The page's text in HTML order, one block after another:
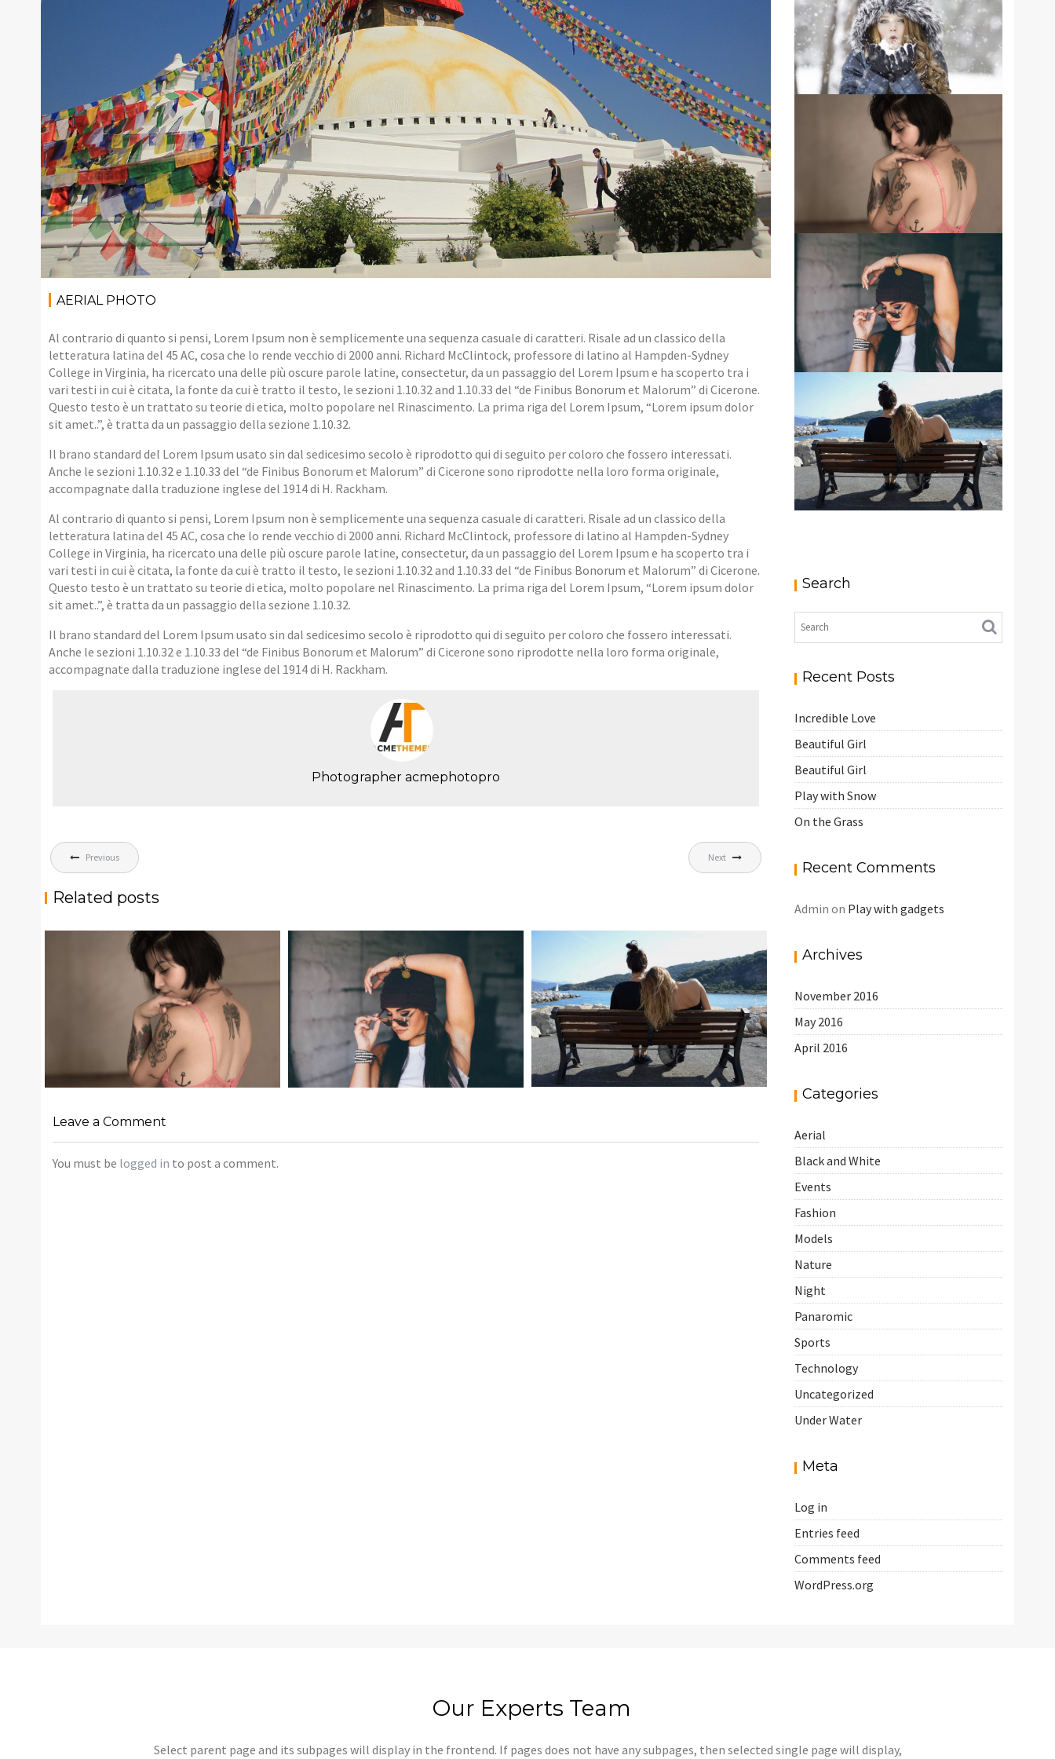
AERIAL PHOTO
Al contrario di quanto si pensi, Lorem Ipsum non è semplicemente una sequenza casuale di caratteri. Risale ad un classico della
letteratura latina del 45 AC, cosa che lo rende vecchio di 2000 anni. Richard McClintock, professore di latino al Hampden-Sydney
College in Virginia, ha ricercato una delle più oscure parole latine, consectetur, da un passaggio del Lorem Ipsum e ha scoperto tra i
vari testi in cui è citata, la fonte da cui è tratto il testo, le sezioni 1.10.32 and 1.10.33 del “de Finibus Bonorum et Malorum” di Cicerone.
Questo testo è un trattato su teorie di etica, molto popolare nel Rinascimento. La prima riga del Lorem Ipsum, “Lorem ipsum dolor
sit amet..”, è tratta da un passaggio della sezione 1.10.32.
Il brano standard del Lorem Ipsum usato sin dal sedicesimo secolo è riprodotto qui di seguito per coloro che fossero interessati.
Anche le sezioni 1.10.32 e 1.10.33 del “de Finibus Bonorum et Malorum” di Cicerone sono riprodotte nella loro forma originale,
accompagnate dalla traduzione inglese del 1914 di H. Rackham.
Al contrario di quanto si pensi, Lorem Ipsum non è semplicemente una sequenza casuale di caratteri. Risale ad un classico della
letteratura latina del 45 AC, cosa che lo rende vecchio di 2000 anni. Richard McClintock, professore di latino al Hampden-Sydney
College in Virginia, ha ricercato una delle più oscure parole latine, consectetur, da un passaggio del Lorem Ipsum e ha scoperto tra i
vari testi in cui è citata, la fonte da cui è tratto il testo, le sezioni 1.10.32 and 1.10.33 del “de Finibus Bonorum et Malorum” di Cicerone.
Questo testo è un trattato su teorie di etica, molto popolare nel Rinascimento. La prima riga del Lorem Ipsum, “Lorem ipsum dolor
sit amet..”, è tratta da un passaggio della sezione 1.10.32.
Il brano standard del Lorem Ipsum usato sin dal sedicesimo secolo è riprodotto qui di seguito per coloro che fossero interessati.
Anche le sezioni 1.10.32 e 1.10.33 del “de Finibus Bonorum et Malorum” di Cicerone sono riprodotte nella loro forma originale,
accompagnate dalla traduzione inglese del 1914 di H. Rackham.
Photographer acmephotopro
Post
navigation
Previous Next
Related posts
GANESH TATOO
,
Models
PHOTO BY BOY
FEEL THE ADVENTURE
,
Leave a Comment
You must be logged in to post a comment.
INCREDIBLE LOVE
PLAY WITH SNOW
GANESH TATOO
PHOTO BY BOY
Search
Recent Posts
Incredible Love
Beautiful Girl
Beautiful Girl
Play with Snow
On the Grass
Recent Comments
Admin on Play with gadgets
Archives
November 2016
May 2016
April 2016
Categories
Aerial
Black and White
Events
Fashion
Models
Nature
Night
Panaromic
Sports
Technology
Uncategorized
Under Water
Meta
Log in
Entries feed
Comments feed
WordPress.org
Our Experts Team
Select parent page and its subpages will display in the frontend. If pages does not have any subpages, then selected single page will display,